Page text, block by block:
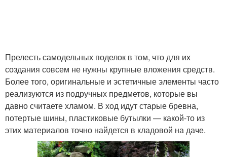
Прелесть самодельных поделок в том, что для их
создания совсем не нужны крупные вложения средств.
Более того, оригинальные и эстетичные элементы часто
реализуются из подручных предметов, которые вы
давно считаете хламом. В ход идут старые бревна,
потертые шины, пластиковые бутылки — какой-то из
этих материалов точно найдется в кладовой на даче.